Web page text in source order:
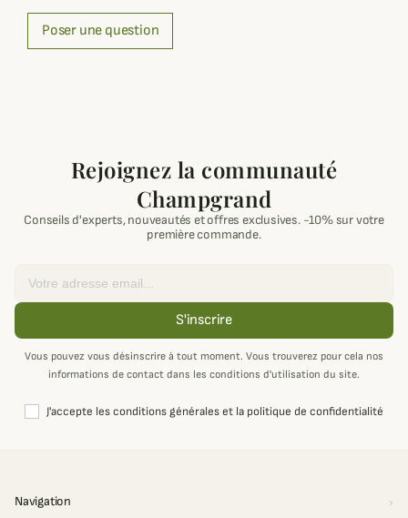
Poser une question
Rejoignez la communauté
Champgrand
Conseils d'experts, nouveautés et offres exclusives. -10% sur votre
première commande.
S'inscrire
Vous pouvez vous désinscrire à tout moment. Vous trouverez pour cela nos
informations de contact dans les conditions d'utilisation du site.
J'accepte les conditions générales et la politique de confidentialité
Navigation